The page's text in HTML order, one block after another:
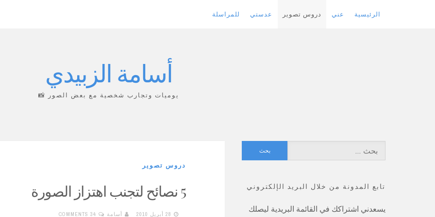
الرئيسية عني دروس تصوير عدستي للمراسلة
أسامة الزبيدي
يوميات وتجارب شخصية مع بعض الصور 📸
دروس تصوير
5 نصائح لتجنب اهتزاز الصورة
28 أبريل 2010 أسامة 34 COMMENTS
البحث
عن:
تابع المدونة من خلال البريد الإلكتروني
يسعدني اشتراكك في القائمة البريدية ليصلك